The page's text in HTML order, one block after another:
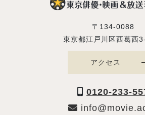
〒134-0088
東京都江戸川区西葛西
アクセス
0120-233-